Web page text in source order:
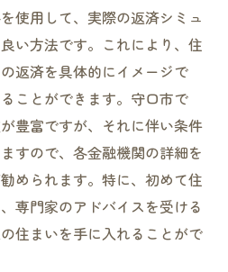
ーン選びがもたらす安心感
価格動向を活かした計画
ぶ住宅ローンの選び方
したローン選びの方法
功体験談
算に合った住宅ローンプラ
わせたローン商品選び
使用して、実際の返済シミュ
い方法です。これにより、住
返済を具体的にイメージで
ことができます。守口市で
豊富ですが、それに伴い条件
すので、各金融機関の詳細を
められます。特に、初めて住
専門家のアドバイスを受ける
住まいを手に入れることがで